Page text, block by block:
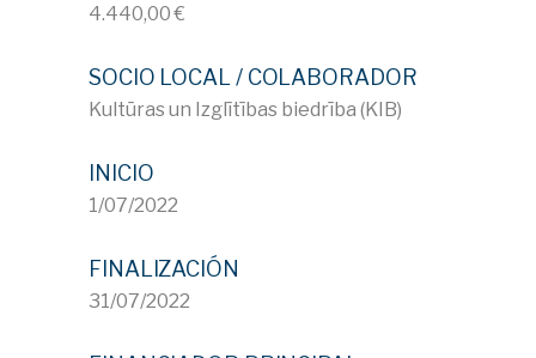
4.440,00 €
SOCIO LOCAL / COLABORADOR
Kultūras un Izglītības biedrība (KIB)
INICIO
1/07/2022
FINALIZACIÓN
31/07/2022